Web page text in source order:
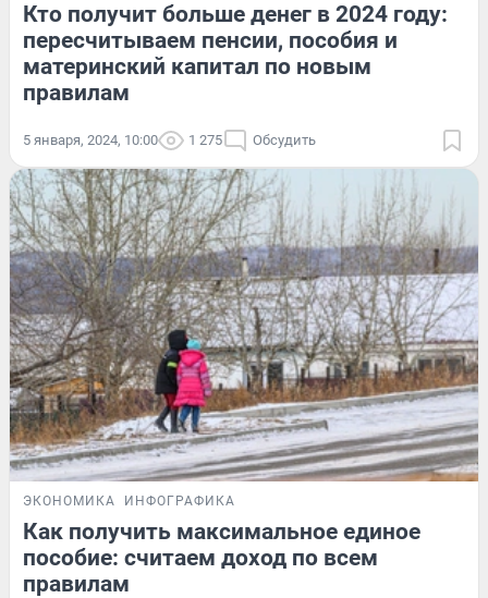
Кто получит больше денег в 2024 году:
пересчитываем пенсии, пособия и
материнский капитал по новым
правилам
5 января, 2024, 10:00 1 275 Обсудить
ЭКОНОМИКА ИНФОГРАФИКА
Как получить максимальное единое
пособие: считаем доход по всем
правилам